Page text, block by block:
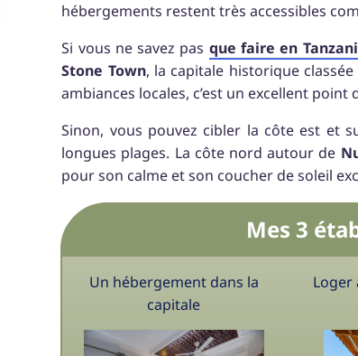
hébergements restent très accessibles
Si vous ne savez pas que faire en
Stone Town, la capitale historique classée
ambiances locales, c’est un excellent
Sinon, vous pouvez cibler la côte est et
longues plages. La côte nord autour de
pour son calme et son coucher de soleil
Mes 3
Un hébergement dans la
capitale
Loger